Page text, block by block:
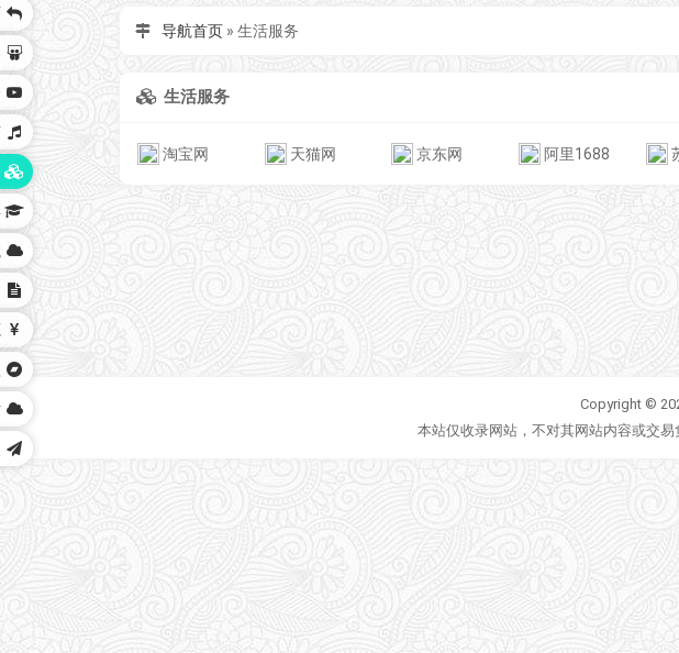
导航首页» 生活服务
生活服务
淘宝网 天猫网 京东网 阿里1688
Copyright ©
本站仅收录网站，不对其网站内容或交